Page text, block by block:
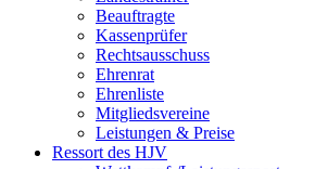
Beauftragte
Kassenprüfer
Rechtsausschuss
Ehrenrat
Ehrenliste
Mitgliedsvereine
Leistungen & Preise
Ressort des HJV